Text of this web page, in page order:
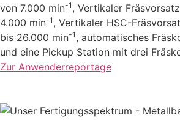
von 7.000 min-1 , Vertikaler
4.000 min-1 , Vertikaler HSC-
bis 26.000 min-1 , automatisches
und eine Pickup Station mit drei
Zur Anwenderreportage